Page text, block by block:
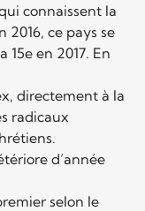
connaissent la
2016, ce pays se
15e en 2017. En
directement à la
radicaux
d’année
selon le